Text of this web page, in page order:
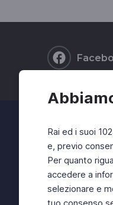
Rai ed i suoi
e, previo
Per quanto
accedere a
selezionare e